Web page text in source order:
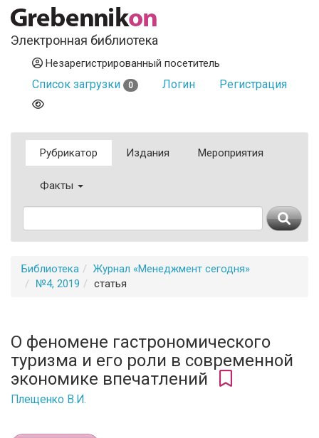
Электронная библиотека
Незарегистрированный посетитель
Список загрузки 0 Логин Регистрация
Рубрикатор Издания Мероприятия
Факты
Библиотека
Журнал «Менеджмент сегодня»
№4, 2019
статья
О феномене гастрономического
туризма и его роли в современной
экономике впечатлений
Плещенко В.И.